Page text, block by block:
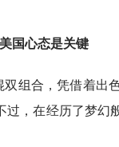
国心态是关键
组合，凭借着
，在经历了梦